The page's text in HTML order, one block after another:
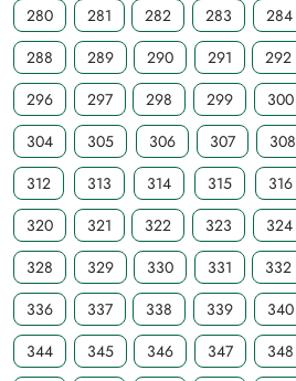
280
281 282 283 284
288
289 290 291 292
296
297 298 299 300
304
305 306 307 308
312
313 314 315 316
320
321 322 323 324
328
329 330 331 332
336
337 338 339 340
344
345 346 347 348